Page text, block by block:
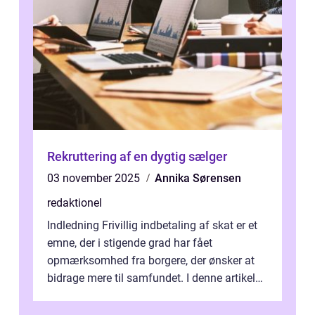
Rekruttering af en dygtig sælger
03 november 2025
Annika Sørensen
redaktionel
Indledning Frivillig indbetaling af skat er et
emne, der i stigende grad har fået
opmærksomhed fra borgere, der ønsker at
bidrage mere til samfundet. I denne artikel